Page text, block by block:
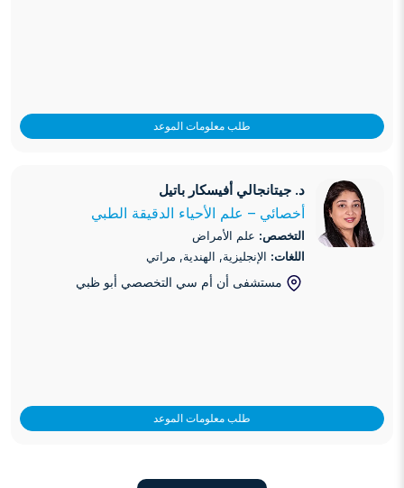
طلب معلومات الموعد
د. جيتانجالي أفيسكار باتيل
د. جيتانجالي أفيسكار باتيل
أخصائي – علم الأحياء الدقيقة الطبي
التخصص: علم الأمراض
اللغات: الإنجليزية, الهندية, مراتي
مستشفى أن أم سي التخصصي أبو ظبي
طلب معلومات الموعد